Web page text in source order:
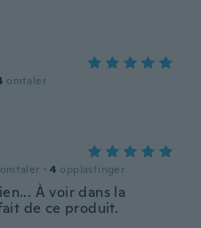
omtaler
omtaler · 4 opplastinger
À voir dans la
de ce produit.